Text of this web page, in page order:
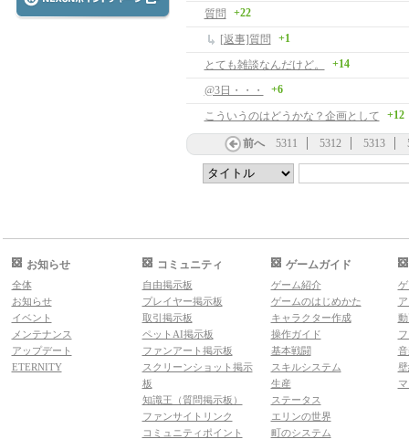
質問
+22
[返事]質問 +1
とても雑談なんだけど。 +14
@3日・・・ +6
こういうのはどうかな？企画として +12
前へ 5311 5312 5313
お知らせ
全体
お知らせ
イベント
メンテナンス
アップデート
ETERNITY
コミュニティ
自由掲示板
プレイヤー掲示板
取引掲示板
ペットAI掲示板
ファンアート掲示板
スクリーンショット掲示
板
知識王（質問掲示板）
ファンサイトリンク
コミュニティポイント
ゲームガイド
ゲーム紹介
ゲームのはじめかた
キャラクター作成
操作ガイド
基本戦闘
スキルシステム
生産
ステータス
エリンの世界
町のシステム